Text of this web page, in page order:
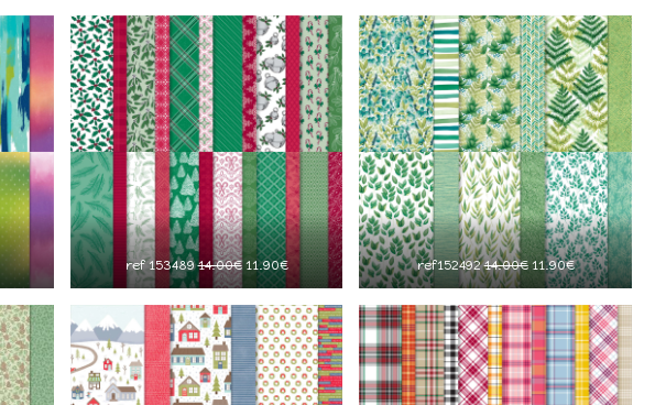
ref 15348914.00€11.90€ ref15249214.00€11.90€